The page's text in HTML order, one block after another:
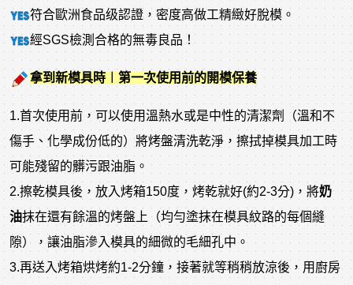
符合歐洲食品级認證，密度高做工精緻好脫模。
經SGS檢測合格的無毒良品！
拿到新模具時︱第一次使用前的開模保養
1.首次使用前，可以使用溫熱水或是中性的清潔劑（溫和不
傷手、化學成份低的）將烤盤清洗乾淨，擦拭掉模具加工時
可能殘留的髒污跟油脂。
2.擦乾模具後，放入烤箱150度，烤乾就好(約2-3分)，將奶
油抹在還有餘溫的烤盤上（均勻塗抹在模具紋路的每個縫
隙），讓油脂滲入模具的細微的毛細孔中。
3.再送入烤箱烘烤約1-2分鐘，接著就等稍稍放涼後，用廚房